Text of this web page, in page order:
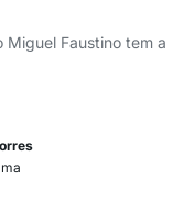
Miguel Faustino tem a